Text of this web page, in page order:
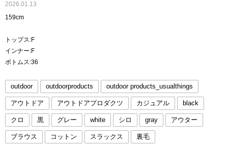
2026.01.13
159cm
トップス:F
インナー:F
ボトムス:36
outdoor outdoorproducts outdoor products_usualthings
アウトドア アウトドアプロダクツ カジュアル black
クロ 黒 グレー white シロ gray アウター
ブラウス コットン スラックス 裏毛